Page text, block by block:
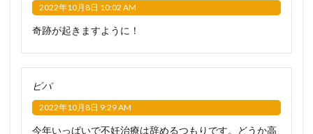
2022年10月8日 10:02 AM
奇跡が起きますように！
ピパ
2022年10月8日 9:29 AM
今年いっぱいで不妊治療は辞めるつもりです。どうか高